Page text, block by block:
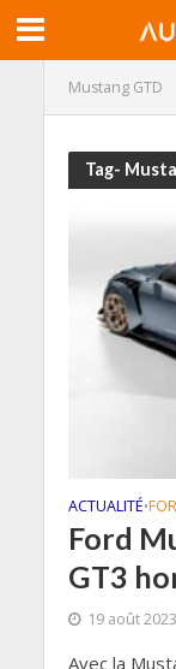
Mustang GTD
Tag-
ACTUALITÉ•
Ford
GT3
19 août 2023
Avec la